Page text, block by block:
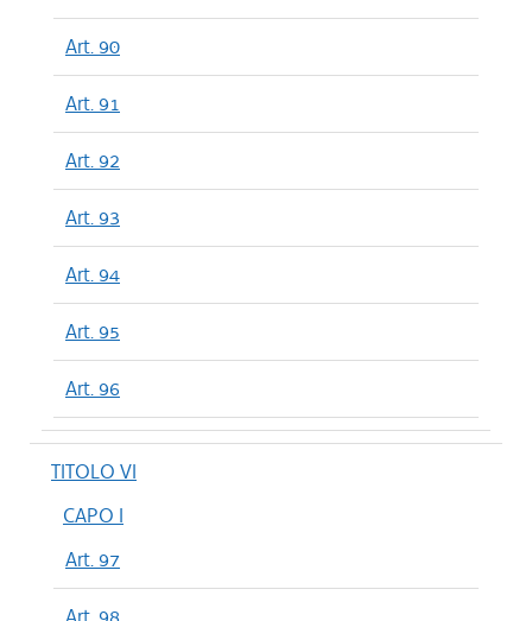
Art. 90
Art. 91
Art. 92
Art. 93
Art. 94
Art. 95
Art. 96
TITOLO VI
CAPO I
Art. 97